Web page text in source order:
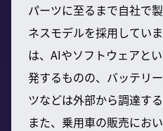
パーツに至るまで自社で
ネスモデルを採用してい
は、AIやソフトウェアと
発するものの、バッテリ
ツなどは外部から調達す
また、乗用車の販売にお